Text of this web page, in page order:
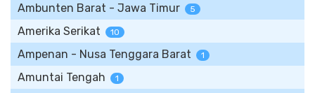
Ambunten Barat - Jawa Timur 5
Amerika Serikat 10
Ampenan - Nusa Tenggara Barat 1
Amuntai Tengah 1